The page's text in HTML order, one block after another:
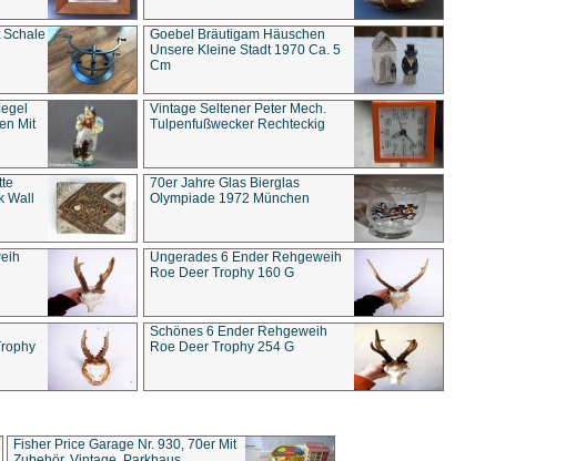
Schale
Goebel Bräutigam Häuschen
Unsere Kleine Stadt 1970 Ca. 5
Cm
Mit
Vintage Seltener Peter Mech.
Tulpenfußwecker Rechteckig
70er Jahre Glas Bierglas
Olympiade 1972 München
Ungerades 6 Ender Rehgeweih
Roe Deer Trophy 160 G
Schönes 6 Ender Rehgeweih
Roe Deer Trophy 254 G
Fisher Price Garage Nr. 930, 70er Mit